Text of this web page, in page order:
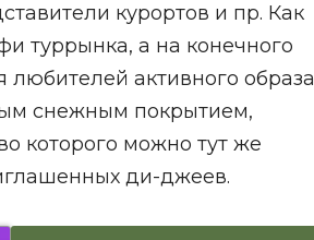
курортов и пр. Как
туррынка, а на конечного
любителей активного образа
снежным покрытием,
которого можно тут же
ди-джеев.